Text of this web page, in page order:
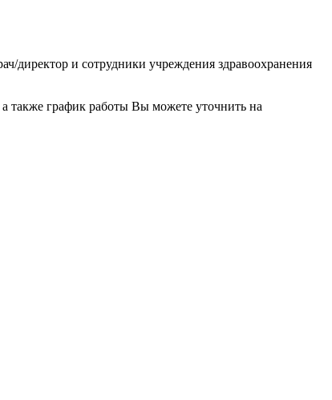
директор и сотрудники учреждения здравоохранения
также график работы Вы можете уточнить на